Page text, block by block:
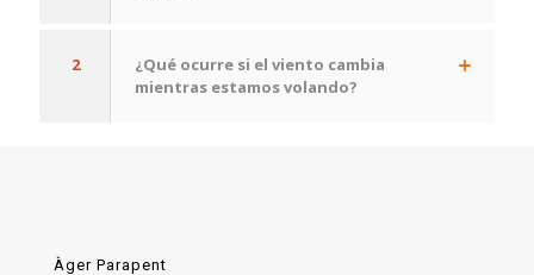
2
¿Qué ocurre si el viento cambia
mientras estamos volando?
Àger Parapent